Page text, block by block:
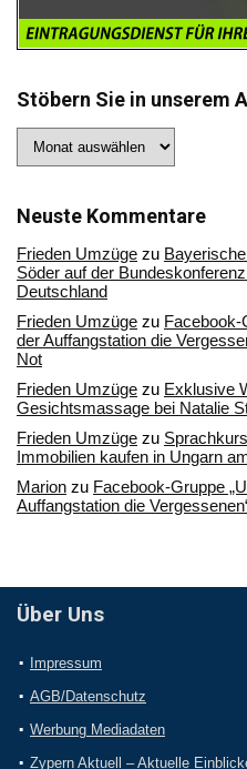
Stöbern Sie in unserem
Sie
Archiv
Neuste Kommentare
Frieden Umzüge zu
Söder auf der
Deutschland
Frieden Umzüge zu Facebook-
der Auffangstation die
Not
Frieden Umzüge zu Exklusive
Gesichtsmassage bei Natalie
Frieden Umzüge zu
Immobilien kaufen in Ungarn
Marion zu Facebook-Gruppe
Auffangstation die
Über Uns
Impressum
AGB/Datenschutz
Werbung Mediadaten
Zypern Aktuell – Aktuelle